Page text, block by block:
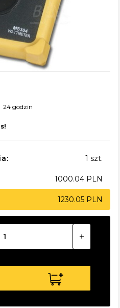
24 godzin
1 szt.
1000.04 PLN
1230.05 PLN